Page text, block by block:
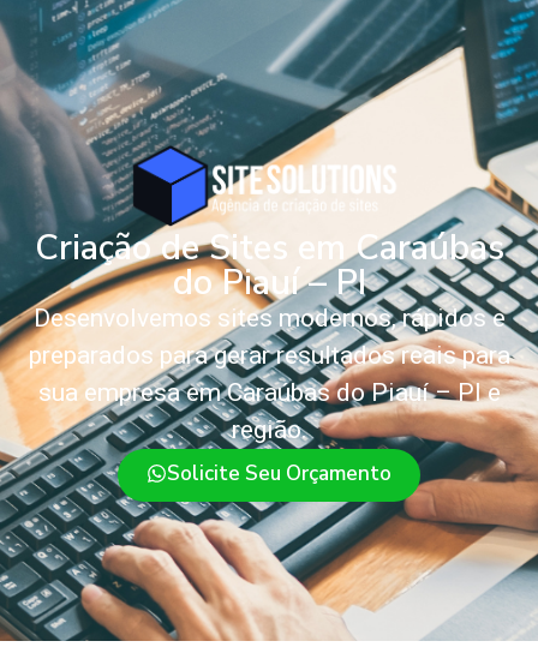
Criação de Sites em Caraúbas
do Piauí – PI
Desenvolvemos sites modernos, rápidos e
preparados para gerar resultados reais para
sua empresa em Caraúbas do Piauí – PI e
região.
Solicite Seu Orçamento